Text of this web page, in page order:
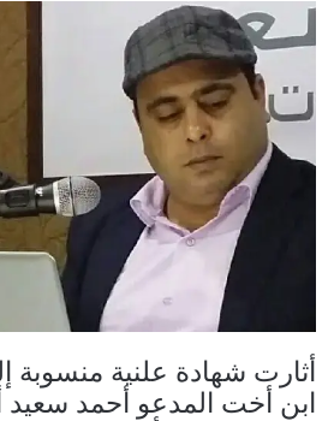
أثارت شهادة علنية منسوبة
ابن أخت المدعو أحمد سعيد